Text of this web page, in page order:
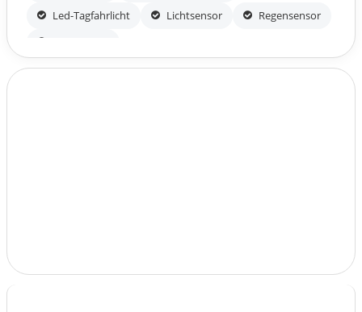
Led-Tagfahrlicht
Lichtsensor
Regensensor